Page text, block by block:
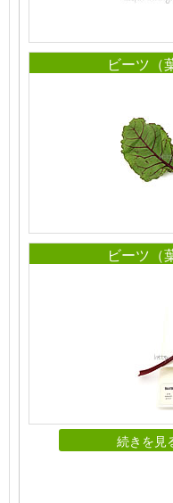
ビーツ（
ビーツ（
続きを見